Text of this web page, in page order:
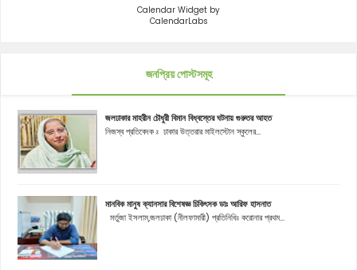
Calendar Widget by
CalendarLabs
জনপ্রিয় পোস্টসমূহ
জলঢাকার মাহরীন চৌধুরী বিমান বিধ্বস্তের ঘটনায় গুরুতর আহত
নিজস্ব প্রতিবেদক ঃ ঢাকার উত্তরার মাইলস্টোন স্কুলের...
মানবিক মানুষ ক্যানসার বিশেষজ্ঞ চিকিৎসক ডাঃ আরিফ হাসনাত
মর্তুজা ইসলাম,জলঢাকা (নীলফামারী) প্রতিনিধিঃ করোনার প্রথম...